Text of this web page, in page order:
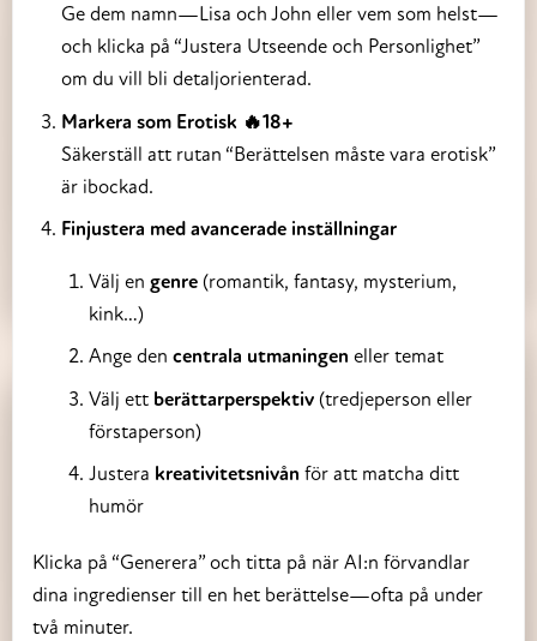
Ge dem namn—Lisa och John eller vem som helst—
och klicka på “Justera Utseende och Personlighet”
om du vill bli detaljorienterad.
Markera som Erotisk 🔥18+
Säkerställ att rutan “Berättelsen måste vara erotisk”
är ibockad.
Finjustera med avancerade inställningar
Välj engenre (romantik, fantasy, mysterium,
kink…)
Ange dencentrala utmaningen eller temat
Välj ett berättarperspektiv (tredjeperson eller
förstaperson)
Justera kreativitetsnivån för att matcha ditt
humör
Klicka på “Generera” och titta på när AI:n förvandlar
dina ingredienser till en het berättelse—ofta på under
två minuter.